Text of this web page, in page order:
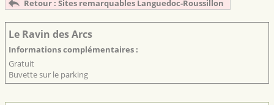
Retour : Sites remarquables Languedoc-Roussillon
Le Ravin des Arcs
Informations complémentaires :
Gratuit
Buvette sur le parking